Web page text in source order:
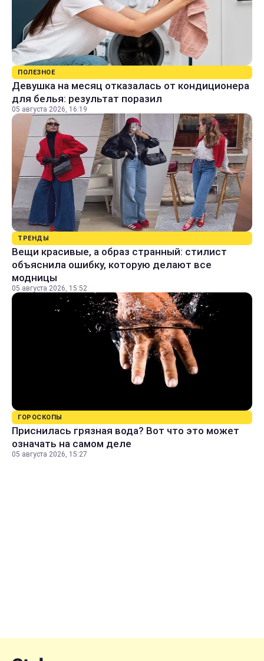
ПОЛЕЗНОЕ
Девушка на месяц отказалась от кондиционера
для белья: результат поразил
05 августа 2026, 16:19
ТРЕНДЫ
Вещи красивые, а образ странный: стилист
объяснила ошибку, которую делают все
модницы
05 августа 2026, 15:52
ГОРОСКОПЫ
Приснилась грязная вода? Вот что это может
означать на самом деле
05 августа 2026, 15:27